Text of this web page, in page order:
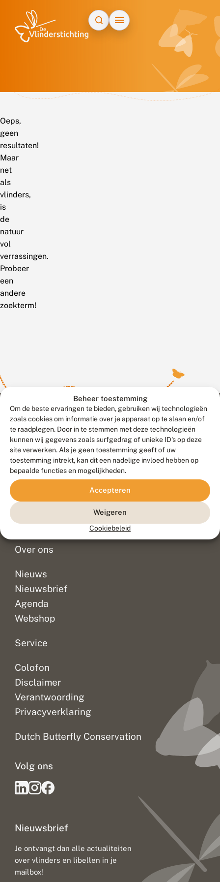
Beheer toestemming
Om de beste ervaringen te bieden, gebruiken wij technologieën
zoals cookies om informatie over je apparaat op te slaan en/of
te raadplegen. Door in te stemmen met deze technologieën
kunnen wij gegevens zoals surfgedrag of unieke ID's op deze
site verwerken. Als je geen toestemming geeft of uw
toestemming intrekt, kan dit een nadelige invloed hebben op
bepaalde functies en mogelijkheden.
Accepteren
Weigeren
Cookiebeleid
Oeps,
geen
resultaten!
Maar
net
als
vlinders,
is
de
natuur
vol
verrassingen.
Probeer
een
andere
zoekterm!
Contact
Veelgestelde vragen
Doneer
Over ons
Nieuws
Nieuwsbrief
Agenda
Webshop
Service
Colofon
Disclaimer
Verantwoording
Privacyverklaring
Dutch Butterfly Conservation
Nieuwsbrief
Je ontvangt dan alle actualiteiten
over vlinders en libellen in je
mailbox!
Volg ons
Meld waarnemingen© 2026 Vlinderstichting
Duurzaam ontwikkeld door
Go2People
, ontworpen door
Blue Field Agency
Privacy
Disclaimer
Sitemap